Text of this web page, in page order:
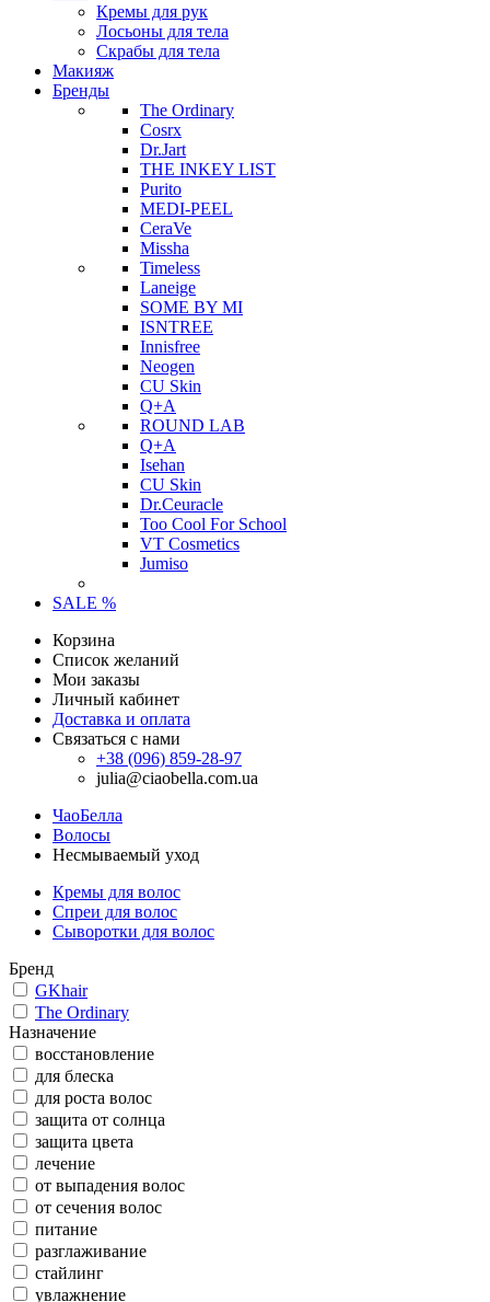
Кремы для рук
Лосьоны для тела
Скрабы для тела
Макияж
Бренды
The Ordinary
Cosrx
Dr.Jart
THE INKEY LIST
Purito
MEDI-PEEL
CeraVe
Missha
Timeless
Laneige
SOME BY MI
ISNTREE
Innisfree
Neogen
CU Skin
Q+A
ROUND LAB
Q+A
Isehan
CU Skin
Dr.Ceuracle
Too Cool For School
VT Cosmetics
Jumiso
SALE %
Корзина
Список желаний
Мои заказы
Личный кабинет
Доставка и оплата
Связаться с нами
+38 (096) 859-28-97
julia@ciaobella.com.ua
ЧаоБелла
Волосы
Несмываемый уход
Кремы для волос
Спреи для волос
Сыворотки для волос
Бренд
GKhair
The Ordinary
Назначение
восстановление
для блеска
для роста волос
защита от солнца
защита цвета
лечение
от выпадения волос
от сечения волос
питание
разглаживание
стайлинг
увлажнение